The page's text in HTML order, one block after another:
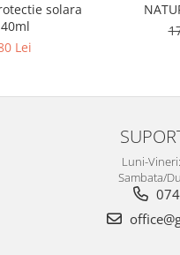
solara
Lei
Luni-
Sambata/